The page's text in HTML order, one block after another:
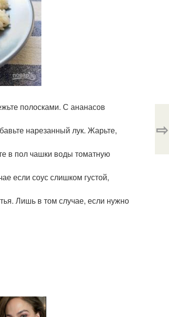
полосками. С ананасов
нарезанный лук. Жарьте,
в пол чашки воды томатную
если соус слишком густой,
Лишь в том случае, если нужно
⇨